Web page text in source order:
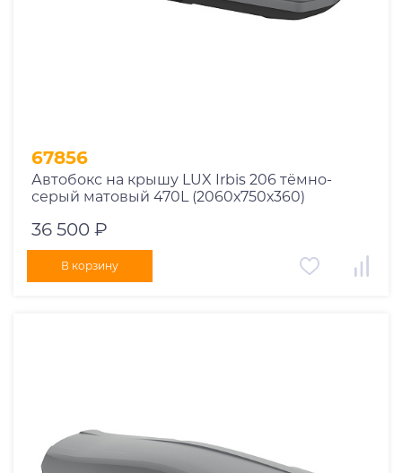
67856
Автобокс на крышу LUX Irbis 206 тёмно-
серый матовый 470L (2060х750х360)
36 500 ₽
В корзину